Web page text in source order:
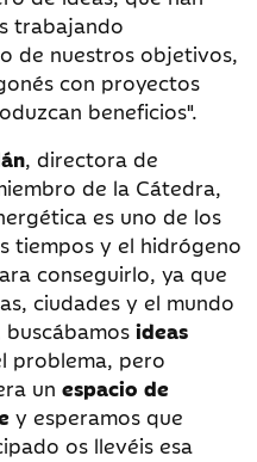
trabajando
de nuestros objetivos,
con proyectos
beneficios".
, directora de
de la Cátedra,
es uno de los
tiempos y el hidrógeno
conseguirlo, ya que
ciudades y el mundo
ideas
problema, pero
un espacio de
y esperamos que
os llevéis esa